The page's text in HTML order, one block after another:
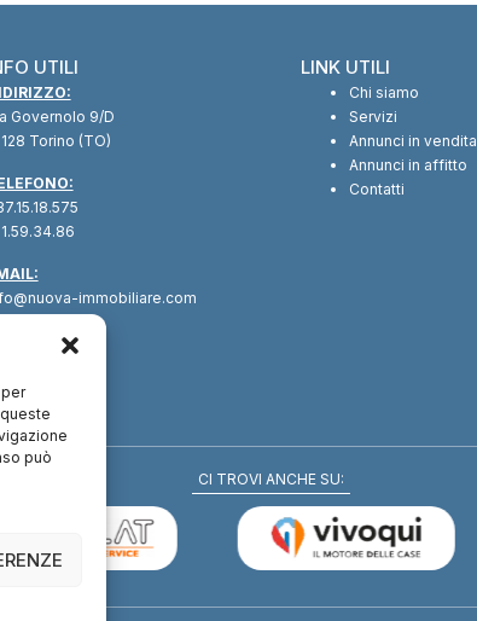
può
UTILI
Governolo 9/D
Torino (TO)
immobiliare.com
LINK UTILI
Chi siamo
Servizi
Annunci in vendita
Annunci in affitto
Contatti
CI TROVI ANCHE SU: